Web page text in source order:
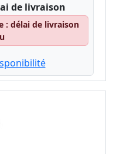
de livraison
: délai de livraison